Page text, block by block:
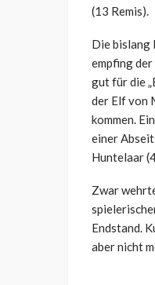
(13 Remis).
Die bislang
empfing
gut für die
der Elf von
kommen.
einer
Huntelaar
Zwar
Endstand.
aber nicht